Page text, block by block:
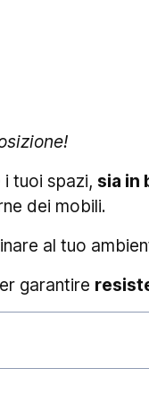
tuoi spazi, sia in
dei mobili.
al tuo
garantire